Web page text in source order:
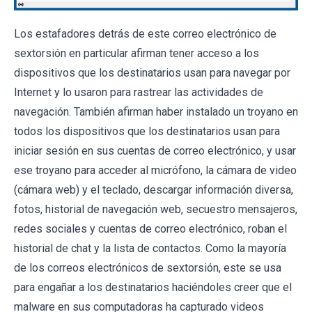
Los estafadores detrás de este correo electrónico de
sextorsión en particular afirman tener acceso a los
dispositivos que los destinatarios usan para navegar por
Internet y lo usaron para rastrear las actividades de
navegación. También afirman haber instalado un troyano en
todos los dispositivos que los destinatarios usan para
iniciar sesión en sus cuentas de correo electrónico, y usar
ese troyano para acceder al micrófono, la cámara de video
(cámara web) y el teclado, descargar información diversa,
fotos, historial de navegación web, secuestro mensajeros,
redes sociales y cuentas de correo electrónico, roban el
historial de chat y la lista de contactos. Como la mayoría
de los correos electrónicos de sextorsión, este se usa
para engañar a los destinatarios haciéndoles creer que el
malware en sus computadoras ha capturado videos